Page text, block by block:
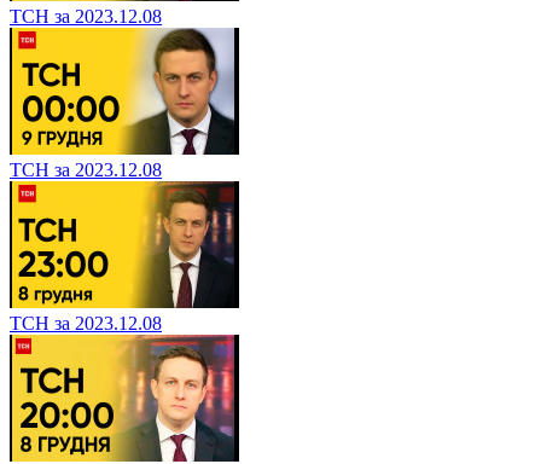
ТСН за 2023.12.08
ТСН за 2023.12.08
ТСН за 2023.12.08